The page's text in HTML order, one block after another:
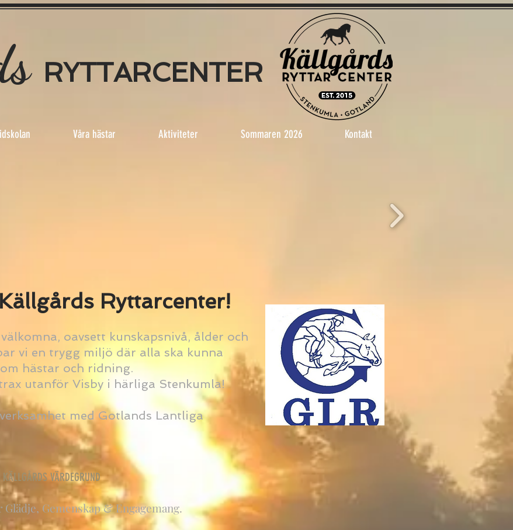
RYTTARCENTER
Våra hästar Aktiviteter Sommaren 2026 Kontakt
Ryttarcenter!
oavsett kunskapsnivå, ålder och
vi en trygg miljö där alla ska kunna
hästar och ridning.
utanför Visby i härliga Stenkumla!
med Gotlands Lantliga
KÄLLGÅRDS VÄRDEGRUND
Glädje, Gemenskap & Engagemang.